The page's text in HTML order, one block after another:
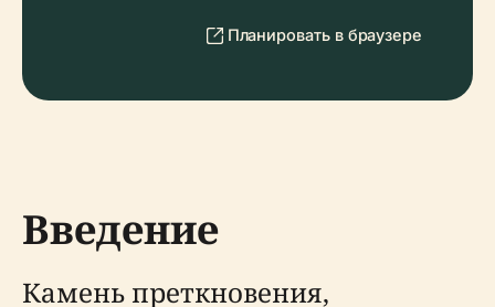
Планировать в браузере
Введение
Камень преткновения,